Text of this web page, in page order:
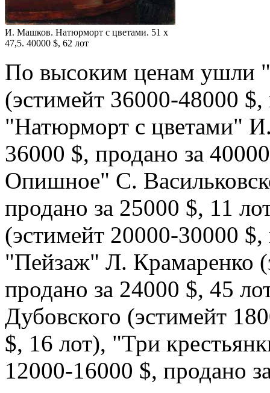
И. Машков. Натюрморт с цветами. 51 x
47,5. 40000 $, 62 лот
По высоким ценам ушли
(эстимейт 36000-48000
"Натюрморт с цветами"
36000 $, продано за
Опишное" С.
продано за 25000 $, 11
(эстимейт 20000-30000
"Пейзаж" Л. Крамаренко
продано за 24000 $, 45
Дубовского (эстимейт
$, 16 лот), "Три
12000-16000 $, продано